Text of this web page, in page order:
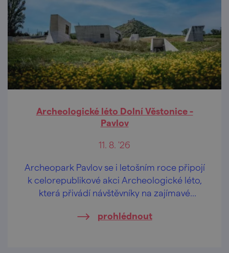
Archeologické léto Dolní Věstonice -
Pavlov
11. 8. '26
Archeopark Pavlov se i letošním roce připojí
k celorepublikové akci Archeologické léto,
která přivádí návštěvníky na zajímavé
odborníků z archeologických ústavů, muzeí
prohlédnout